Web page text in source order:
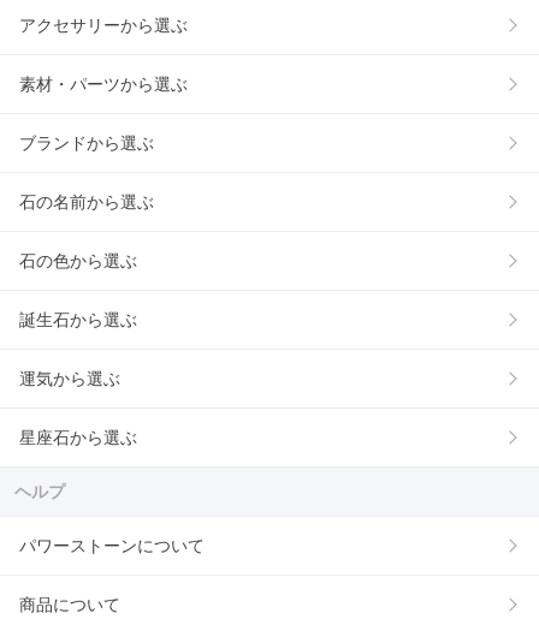
アクセサリーから選ぶ
素材・パーツから選ぶ
ブランドから選ぶ
石の名前から選ぶ
石の色から選ぶ
誕生石から選ぶ
運気から選ぶ
星座石から選ぶ
ヘルプ
パワーストーンについて
商品について